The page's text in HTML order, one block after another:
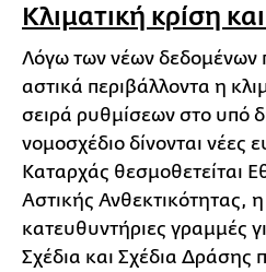
Κλιματική κρίση
Λόγω των νέων δεδομένων
αστικά περιβάλλοντα η
σειρά ρυθμίσεων στο υπό
νομοσχέδιο δίνονται νέες
Καταρχάς θεσμοθετείται
Αστικής Ανθεκτικότητας,
κατευθυντήριες γραμμές
Σχέδια και Σχέδια Δράσης